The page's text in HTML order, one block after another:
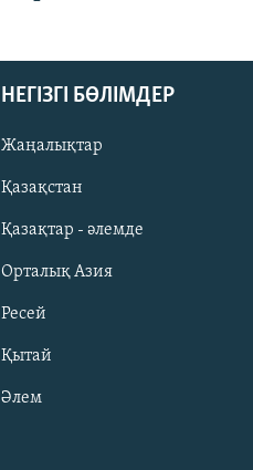
НЕГІЗГІ БӨЛІМДЕР
Жаңалықтар
Қазақстан
Қазақтар - әлемде
Орталық Азия
Ресей
Қытай
Әлем